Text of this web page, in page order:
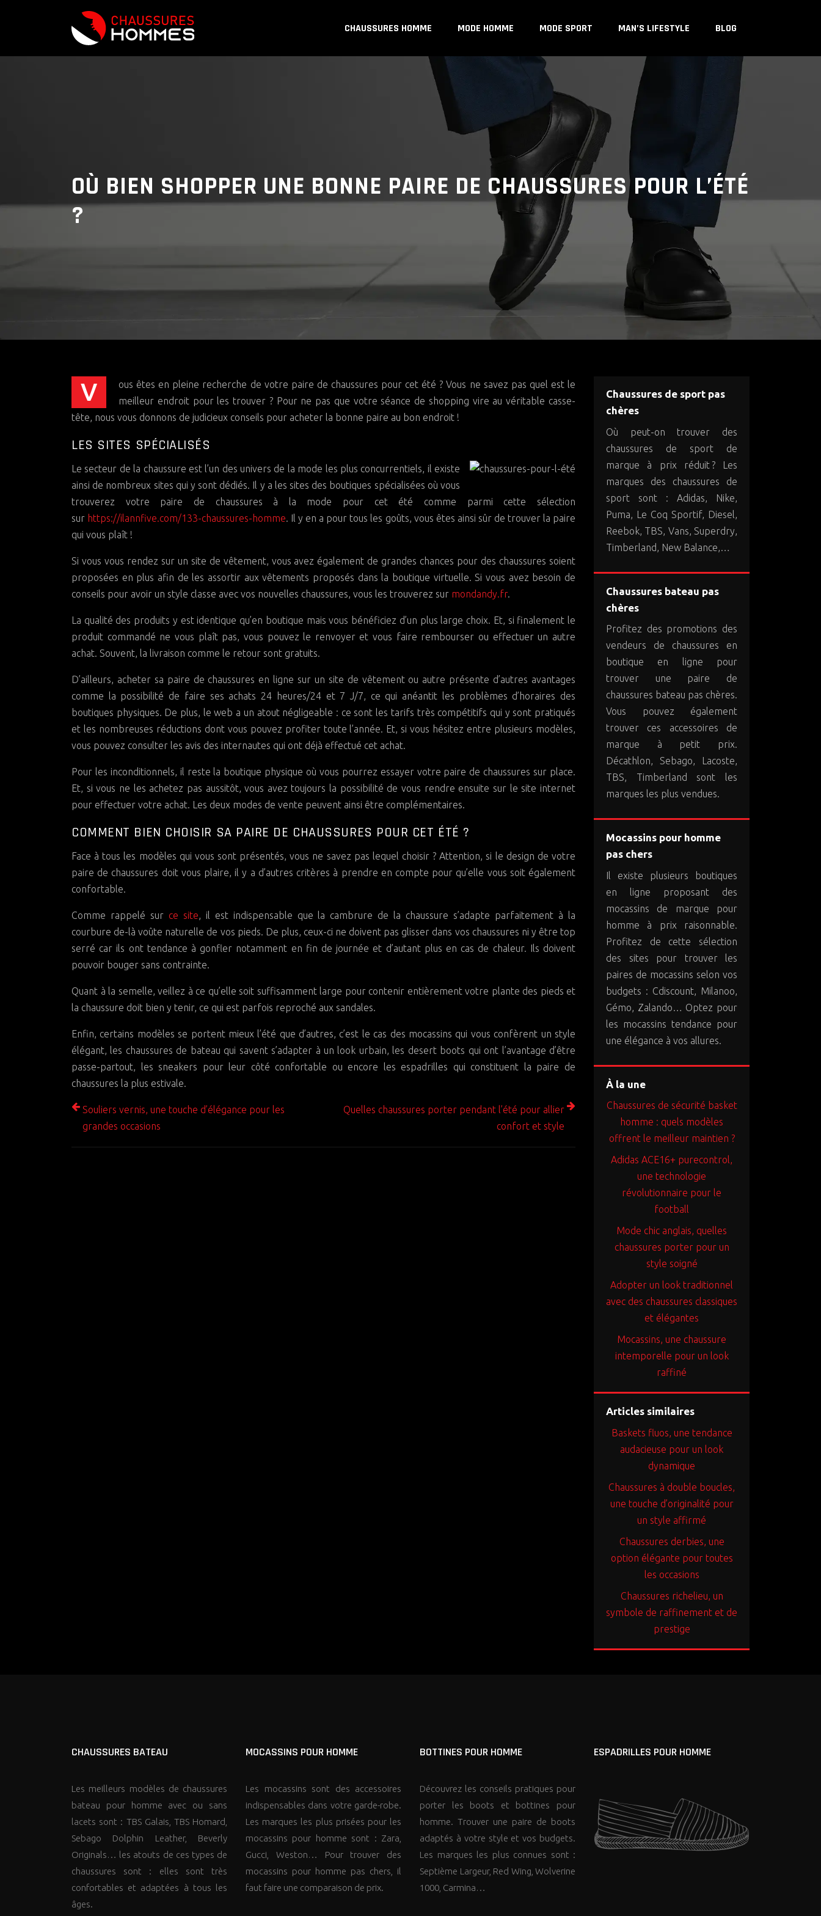
CHAUSSURES HOMME MODE HOMME MODE SPORT MAN’S LIFESTYLE BLOG
OÙ BIEN SHOPPER UNE BONNE PAIRE DE CHAUSSURES POUR L’ÉTÉ
?
Vous êtes en pleine recherche de votre paire de chaussures pour cet été ? Vous ne savez pas quel est le
meilleur endroit pour les trouver ? Pour ne pas que votre séance de shopping vire au véritable casse-
tête, nous vous donnons de judicieux conseils pour acheter la bonne paire au bon endroit !
LES SITES SPÉCIALISÉS
Le secteur de la chaussure est l’un des univers de la mode les plus concurrentiels, il existe
ainsi de nombreux sites qui y sont dédiés. Il y a les sites des boutiques spécialisées où vous
trouverez votre paire de chaussures à la mode pour cet été comme parmi cette sélection
sur https://ilannfive.com/133-chaussures-homme. Il y en a pour tous les goûts, vous êtes ainsi sûr de trouver la paire
qui vous plaît !
Si vous vous rendez sur un site de vêtement, vous avez également de grandes chances pour des chaussures soient
proposées en plus afin de les assortir aux vêtements proposés dans la boutique virtuelle. Si vous avez besoin de
conseils pour avoir un style classe avec vos nouvelles chaussures, vous les trouverez sur mondandy.fr.
La qualité des produits y est identique qu’en boutique mais vous bénéficiez d’un plus large choix. Et, si finalement le
produit commandé ne vous plaît pas, vous pouvez le renvoyer et vous faire rembourser ou effectuer un autre
achat. Souvent, la livraison comme le retour sont gratuits.
D’ailleurs, acheter sa paire de chaussures en ligne sur un site de vêtement ou autre présente d’autres avantages
comme la possibilité de faire ses achats 24 heures/24 et 7 J/7, ce qui anéantit les problèmes d’horaires des
boutiques physiques. De plus, le web a un atout négligeable : ce sont les tarifs très compétitifs qui y sont pratiqués
et les nombreuses réductions dont vous pouvez profiter toute l’année. Et, si vous hésitez entre plusieurs modèles,
vous pouvez consulter les avis des internautes qui ont déjà effectué cet achat.
Pour les inconditionnels, il reste la boutique physique où vous pourrez essayer votre paire de chaussures sur place.
Et, si vous ne les achetez pas aussitôt, vous avez toujours la possibilité de vous rendre ensuite sur le site internet
pour effectuer votre achat. Les deux modes de vente peuvent ainsi être complémentaires.
COMMENT BIEN CHOISIR SA PAIRE DE CHAUSSURES POUR CET ÉTÉ ?
Face à tous les modèles qui vous sont présentés, vous ne savez pas lequel choisir ? Attention, si le design de votre
paire de chaussures doit vous plaire, il y a d’autres critères à prendre en compte pour qu’elle vous soit également
confortable.
Comme rappelé sur ce site, il est indispensable que la cambrure de la chaussure s’adapte parfaitement à la
courbure de-là voûte naturelle de vos pieds. De plus, ceux-ci ne doivent pas glisser dans vos chaussures ni y être top
serré car ils ont tendance à gonfler notamment en fin de journée et d’autant plus en cas de chaleur. Ils doivent
pouvoir bouger sans contrainte.
Quant à la semelle, veillez à ce qu’elle soit suffisamment large pour contenir entièrement votre plante des pieds et
la chaussure doit bien y tenir, ce qui est parfois reproché aux sandales.
Enfin, certains modèles se portent mieux l’été que d’autres, c’est le cas des mocassins qui vous confèrent un style
élégant, les chaussures de bateau qui savent s’adapter à un look urbain, les desert boots qui ont l’avantage d’être
passe-partout, les sneakers pour leur côté confortable ou encore les espadrilles qui constituent la paire de
chaussures la plus estivale.
Souliers vernis, une touche d’élégance pour les
grandes occasions
Quelles chaussures porter pendant l’été pour allier
confort et style
Chaussures de sport pas
chères
Où peut-on trouver des
chaussures de sport de
marque à prix réduit ? Les
marques des chaussures de
sport sont : Adidas, Nike,
Puma, Le Coq Sportif, Diesel,
Reebok, TBS, Vans, Superdry,
Timberland, New Balance,…
Chaussures bateau pas
chères
Profitez des promotions des
vendeurs de chaussures en
boutique en ligne pour
trouver une paire de
chaussures bateau pas chères.
Vous pouvez également
trouver ces accessoires de
marque à petit prix.
Décathlon, Sebago, Lacoste,
TBS, Timberland sont les
marques les plus vendues.
Mocassins pour homme
pas chers
Il existe plusieurs boutiques
en ligne proposant des
mocassins de marque pour
homme à prix raisonnable.
Profitez de cette sélection
des sites pour trouver les
paires de mocassins selon vos
budgets : Cdiscount, Milanoo,
Gémo, Zalando… Optez pour
les mocassins tendance pour
une élégance à vos allures.
À la une
Chaussures de sécurité basket
homme : quels modèles
offrent le meilleur maintien ?
Adidas ACE16+ purecontrol,
une technologie
révolutionnaire pour le
football
Mode chic anglais, quelles
chaussures porter pour un
style soigné
Adopter un look traditionnel
avec des chaussures classiques
et élégantes
Mocassins, une chaussure
intemporelle pour un look
raffiné
Articles similaires
Baskets fluos, une tendance
audacieuse pour un look
dynamique
Chaussures à double boucles,
une touche d’originalité pour
un style affirmé
Chaussures derbies, une
option élégante pour toutes
les occasions
Chaussures richelieu, un
symbole de raffinement et de
prestige
CHAUSSURES BATEAU
Les meilleurs modèles de chaussures
bateau pour homme avec ou sans
lacets sont : TBS Galais, TBS Homard,
Sebago Dolphin Leather, Beverly
Originals… les atouts de ces types de
chaussures sont : elles sont très
confortables et adaptées à tous les
âges.
MOCASSINS POUR HOMME
Les mocassins sont des accessoires
indispensables dans votre garde-robe.
Les marques les plus prisées pour les
mocassins pour homme sont : Zara,
Gucci, Weston… Pour trouver des
mocassins pour homme pas chers, il
faut faire une comparaison de prix.
BOTTINES POUR HOMME
Découvrez les conseils pratiques pour
porter les boots et bottines pour
homme. Trouver une paire de boots
adaptés à votre style et vos budgets.
Les marques les plus connues sont :
Septième Largeur, Red Wing, Wolverine
1000, Carmina…
ESPADRILLES POUR HOMME